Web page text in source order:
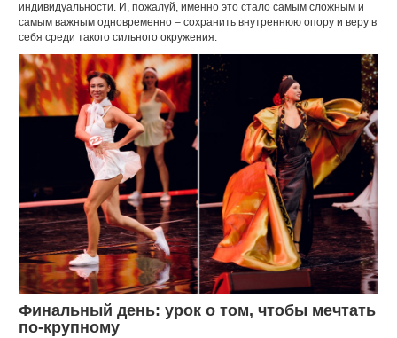
индивидуальности. И, пожалуй, именно это стало самым сложным и
самым важным одновременно – сохранить внутреннюю опору и веру в
себя среди такого сильного окружения.
Финальный день: урок о том, чтобы мечтать
по-крупному